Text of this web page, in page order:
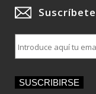
m
a
SUSCRIBIRSE